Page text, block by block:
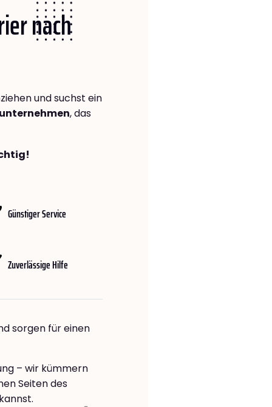
nach
und suchst ein
, das
Günstiger Service
Zuverlässige Hilfe
sorgen für einen
– wir kümmern
Seiten des